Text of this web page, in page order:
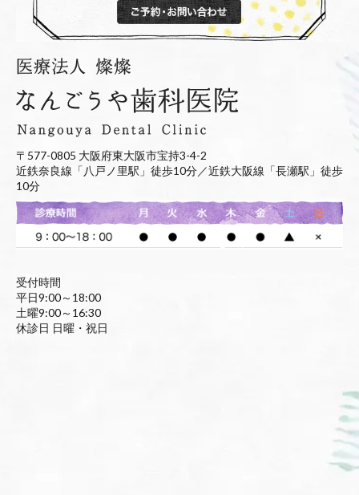
〒577-0805 大阪府東大阪市宝持3-4-2
近鉄奈良線「八戸ノ里駅」徒歩10分／近鉄大阪線「長瀬駅」徒歩
10分
受付時間
平日9:00～18:00
土曜9:00～16:30
休診日 日曜・祝日